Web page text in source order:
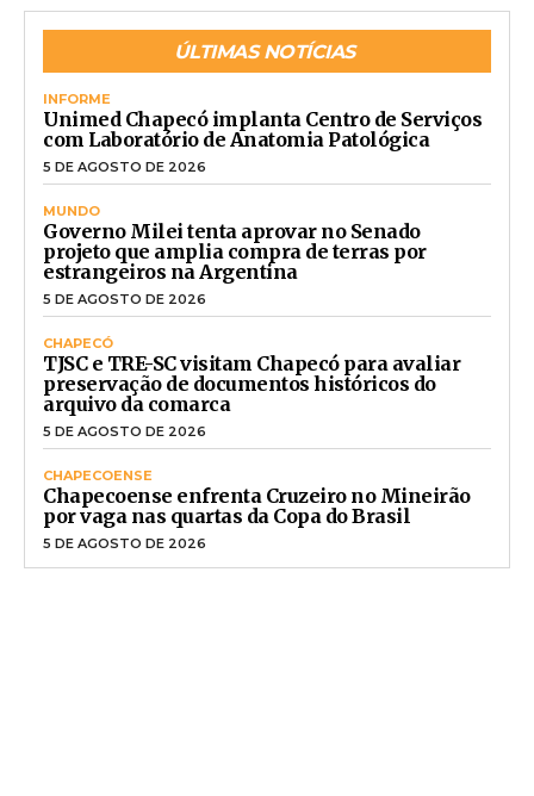
ÚLTIMAS NOTÍCIAS
INFORME
Unimed Chapecó implanta Centro de Serviços
com Laboratório de Anatomia Patológica
5 DE AGOSTO DE 2026
MUNDO
Governo Milei tenta aprovar no Senado
projeto que amplia compra de terras por
estrangeiros na Argentina
5 DE AGOSTO DE 2026
CHAPECÓ
TJSC e TRE-SC visitam Chapecó para avaliar
preservação de documentos históricos do
arquivo da comarca
5 DE AGOSTO DE 2026
CHAPECOENSE
Chapecoense enfrenta Cruzeiro no Mineirão
por vaga nas quartas da Copa do Brasil
5 DE AGOSTO DE 2026